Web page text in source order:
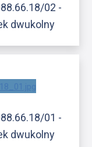
02 -
dwukolny
01 -
dwukolny